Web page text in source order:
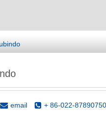
+ 86-022-87890750
email